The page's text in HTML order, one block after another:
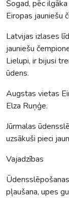
Šogad, pēc
Eiropas jauniešu
Latvijas izlases
jauniešu
Lielupi, ir bijusi
ūdens.
Augstas vietas
Elza Ruņģe.
Jūrmalas
uzsākuši pieci
Vajadzības
pļaušana, upes